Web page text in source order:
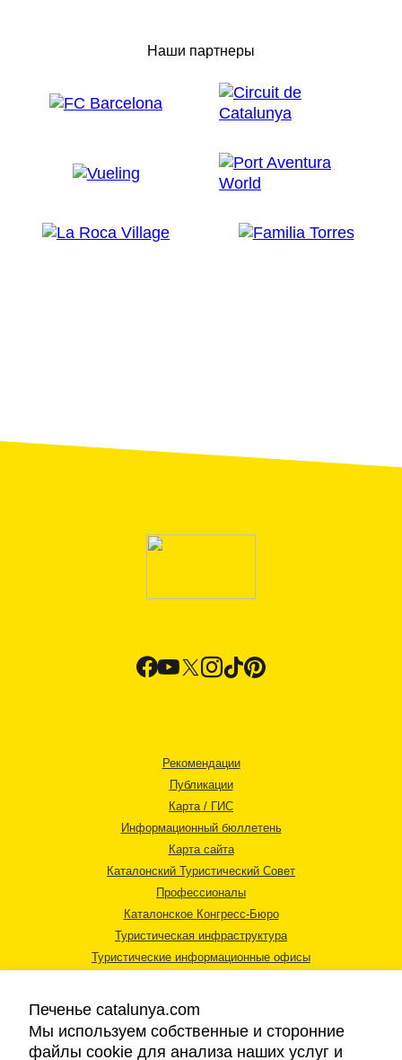
Наши партнеры
Рекомендации
Публикации
Карта / ГИС
Информационный бюллетень
Карта сайта
Каталонский Туристический Совет
Профессионалы
Каталонское Конгресс-Бюро
Туристическая инфраструктура
Туристические информационные офисы
Печенье catalunya.com
Мы используем собственные и сторонние
файлы cookie для анализа наших услуг и